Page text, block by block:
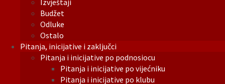
Izvještaji
Budžet
Odluke
Ostalo
Pitanja, inicijative i zaključci
Pitanja i inicijative po podnosiocu
Pitanja i inicijative po vijećniku
Pitanja i inicijative po klubu